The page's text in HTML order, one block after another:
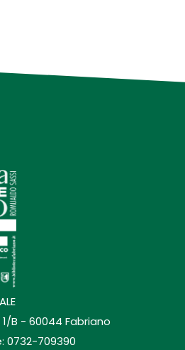
B - 60044 Fabriano
709390